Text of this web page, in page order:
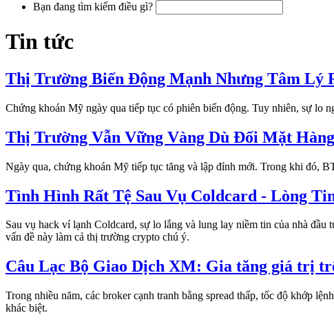
Bạn đang tìm kiếm điều gì?
Tin tức
Thị Trường Biến Động Mạnh Nhưng Tâm Lý
Chứng khoán Mỹ ngày qua tiếp tục có phiên biến động. Tuy nhiên, sự lo
Thị Trường Vẫn Vững Vàng Dù Đối Mặt
Ngày qua, chứng khoán Mỹ tiếp tục tăng và lập đỉnh mới. Trong khi đó,
Tình Hình Rất Tệ Sau Vụ Coldcard - Lòng
Sau vụ hack ví lạnh Coldcard, sự lo lắng và lung lay niềm tin của nhà
vấn đề này làm cả thị trường crypto chú ý.
Câu Lạc Bộ Giao Dịch XM: Gia tăng giá trị
Trong nhiều năm, các broker cạnh tranh bằng spread thấp, tốc độ khớp
khác biệt.